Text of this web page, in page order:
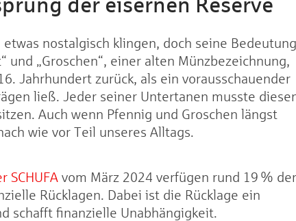
nostalgisch klingen, doch seine Bedeutung
und „Groschen“, einer alten Münzbezeichnung,
Jahrhundert zurück, als ein vorausschauender
ließ. Jeder seiner Untertanen musste
Auch wenn Pfennig und Groschen längst
wie vor Teil unseres Alltags.
SCHUFA vom März 2024 verfügen rund 19 % der
Rücklagen. Dabei ist die Rücklage ein
schafft finanzielle Unabhängigkeit.